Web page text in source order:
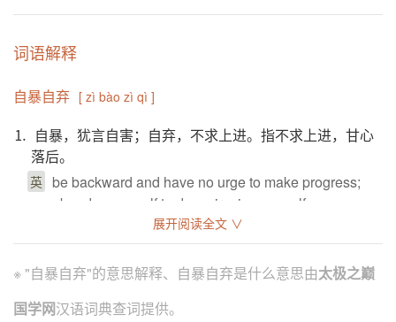
词语解释
自暴自弃 [ zì bào zì qì ]
⒈ 自暴，犹言自害；自弃，不求上进。指不求上进，甘心
落后。
英 be backward and have no urge to make progress;
abandon oneself to despair; give oneself up as
引证解释
⒈ 见“自暴自弃”。见“自暴自弃”。
展开阅读全文 ∨
※ "自暴自弃"的意思解释、自暴自弃是什么意思由太极之巅
国学网汉语词典查词提供。